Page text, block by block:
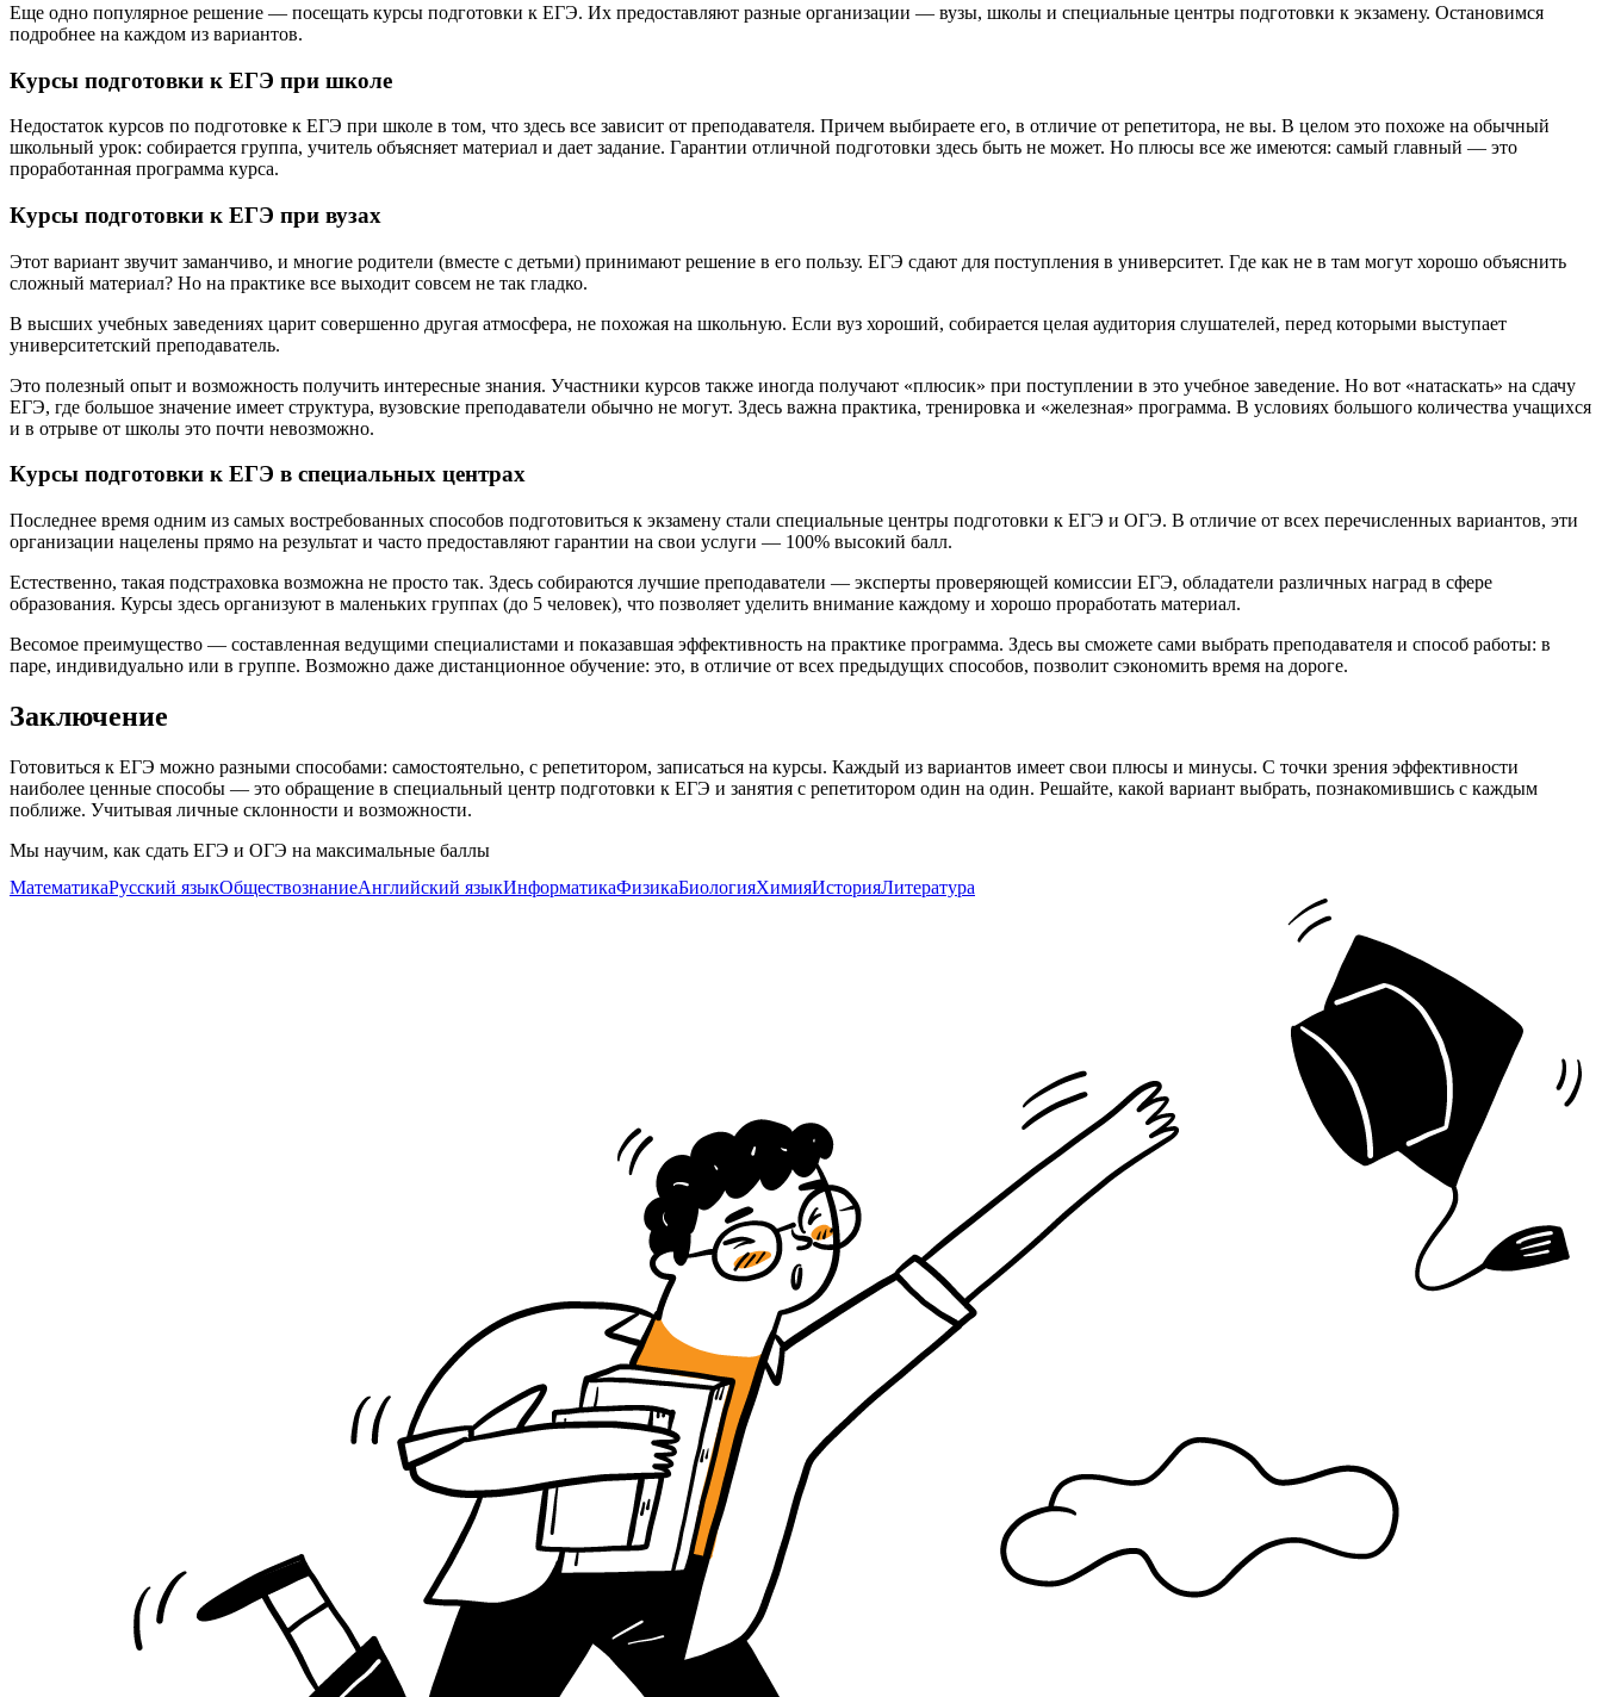
Еще одно популярное решение — посещать курсы подготовки к ЕГЭ. Их предоставляют разные организации — вузы, школы и специальные центры подготовки к экзамену. Остановимся
подробнее на каждом из вариантов.
Курсы подготовки к ЕГЭ при школе
Недостаток курсов по подготовке к ЕГЭ при школе в том, что здесь все зависит от преподавателя. Причем выбираете его, в отличие от репетитора, не вы. В целом это похоже на обычный
школьный урок: собирается группа, учитель объясняет материал и дает задание. Гарантии отличной подготовки здесь быть не может. Но плюсы все же имеются: самый главный — это
проработанная программа курса.
Курсы подготовки к ЕГЭ при вузах
Этот вариант звучит заманчиво, и многие родители (вместе с детьми) принимают решение в его пользу. ЕГЭ сдают для поступления в университет. Где как не в там могут хорошо объяснить
сложный материал? Но на практике все выходит совсем не так гладко.
В высших учебных заведениях царит совершенно другая атмосфера, не похожая на школьную. Если вуз хороший, собирается целая аудитория слушателей, перед которыми выступает
университетский преподаватель.
Это полезный опыт и возможность получить интересные знания. Участники курсов также иногда получают «плюсик» при поступлении в это учебное заведение. Но вот «натаскать» на сдачу
ЕГЭ, где большое значение имеет структура, вузовские преподаватели обычно не могут. Здесь важна практика, тренировка и «железная» программа. В условиях большого количества учащихся
и в отрыве от школы это почти невозможно.
Курсы подготовки к ЕГЭ в специальных центрах
Последнее время одним из самых востребованных способов подготовиться к экзамену стали специальные центры подготовки к ЕГЭ и ОГЭ. В отличие от всех перечисленных вариантов, эти
организации нацелены прямо на результат и часто предоставляют гарантии на свои услуги — 100% высокий балл.
Естественно, такая подстраховка возможна не просто так. Здесь собираются лучшие преподаватели — эксперты проверяющей комиссии ЕГЭ, обладатели различных наград в сфере
образования. Курсы здесь организуют в маленьких группах (до 5 человек), что позволяет уделить внимание каждому и хорошо проработать материал.
Весомое преимущество — составленная ведущими специалистами и показавшая эффективность на практике программа. Здесь вы сможете сами выбрать преподавателя и способ работы: в
паре, индивидуально или в группе. Возможно даже дистанционное обучение: это, в отличие от всех предыдущих способов, позволит сэкономить время на дороге.
Заключение
Готовиться к ЕГЭ можно разными способами: самостоятельно, с репетитором, записаться на курсы. Каждый из вариантов имеет свои плюсы и минусы. С точки зрения эффективности
наиболее ценные способы — это обращение в специальный центр подготовки к ЕГЭ и занятия с репетитором один на один. Решайте, какой вариант выбрать, познакомившись с каждым
поближе. Учитывая личные склонности и возможности.
Мы научим, как сдать ЕГЭ и ОГЭ на максимальные баллы
МатематикаРусский языкОбществознаниеАнглийский языкИнформатикаФизикаБиологияХимияИсторияЛитература